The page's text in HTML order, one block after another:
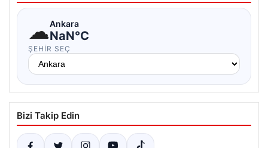
☁Ankara
NaN°C
ŞEHIR SEÇ
Bizi Takip Edin